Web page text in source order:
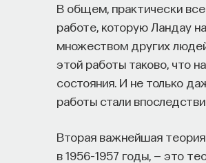
В общем, практически
работе, которую Ландау
множеством других
этой работы таково, что
состояния. И не только
работы стали
Вторая важнейшая
в 1956–1957 годы, — это